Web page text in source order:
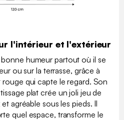
l'intérieur et l'extérieur
humeur partout où il se
ou sur la terrasse, grâce à
qui capte le regard. Son
plat crée un joli jeu de
agréable sous les pieds. Il
quel espace, transforme le